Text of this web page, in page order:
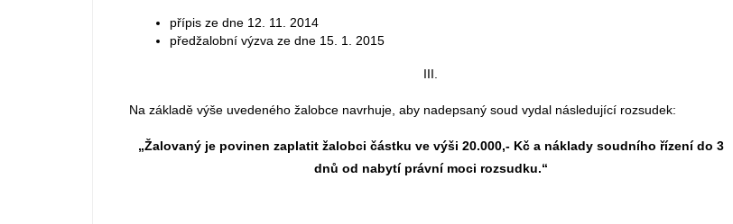
přípis ze dne 12. 11. 2014
předžalobní výzva ze dne 15. 1. 2015
III.
Na základě výše uvedeného žalobce navrhuje, aby nadepsaný soud vydal následující rozsudek:
„Žalovaný je povinen zaplatit žalobci částku ve výši 20.000,- Kč a náklady soudního řízení do 3
dnů od nabytí právní moci rozsudku.“